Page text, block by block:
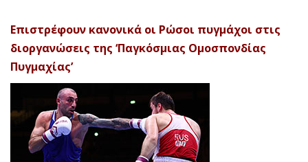
Επιστρέφουν κανονικά οι Ρώσοι πυγμάχοι στις
διοργανώσεις της ‘Παγκόσμιας Ομοσπονδίας
Πυγμαχίας’